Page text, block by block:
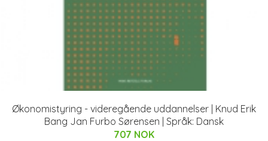
Økonomistyring - videregående uddannelser | Knud Erik
Bang Jan Furbo Sørensen | Språk: Dansk
707 NOK